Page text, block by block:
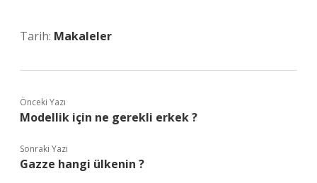
Tarih: Makaleler
Önceki Yazı
Modellik için ne gerekli erkek ?
Sonraki Yazı
Gazze hangi ülkenin ?